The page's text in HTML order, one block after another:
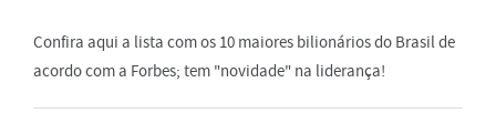
Confira aqui a lista com os 10 maiores bilionários do Brasil de
acordo com a Forbes; tem "novidade" na liderança!